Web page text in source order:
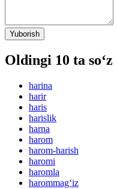
Yuborish
Oldingi 10 ta so‘z
harina
harir
haris
harislik
harna
harom
harom-harish
haromi
haromla
harommag‘iz